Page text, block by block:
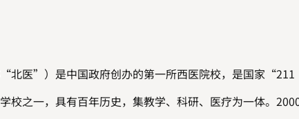
“北医” ）是中国政府创办的第一所西医院校，是国家 “211
校之一，具有百年历史，集教学、科研、医疗为一体。